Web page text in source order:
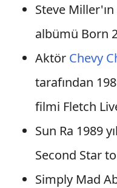
Steve Miller'ın
albümü Born
Aktör Chevy
tarafından
filmi Fletch
Sun Ra 1989
Second Star
Simply Mad